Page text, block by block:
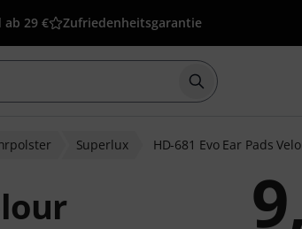
ab 29 € Zufriedenheitsgarantie
Suche mit
Superlux HD-681 Evo Ear Pads